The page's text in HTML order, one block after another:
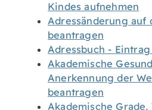
Kindes aufnehmen
Adressänderung auf
beantragen
Adressbuch -
Akademische
Anerkennung der
beantragen
Akademische Grade,